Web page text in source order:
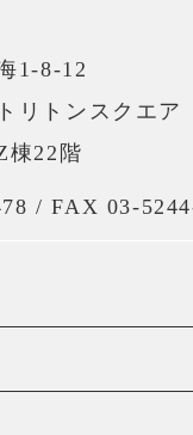
1-8-12
リトンスクエア
棟22階
/ FAX 03-